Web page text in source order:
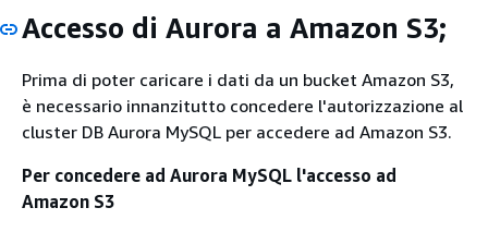
Accesso di Aurora a Amazon S3;
Prima di poter caricare i dati da un bucket Amazon S3,
è necessario innanzitutto concedere l'autorizzazione al
cluster DB Aurora MySQL per accedere ad Amazon S3.
Per concedere ad Aurora MySQL l'accesso ad
Amazon S3